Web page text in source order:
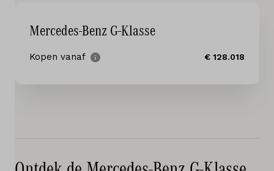
Testrit
Locaties
Vergelijken
Mercedes-Benz G-Klasse
Kopen vanaf € 128.018